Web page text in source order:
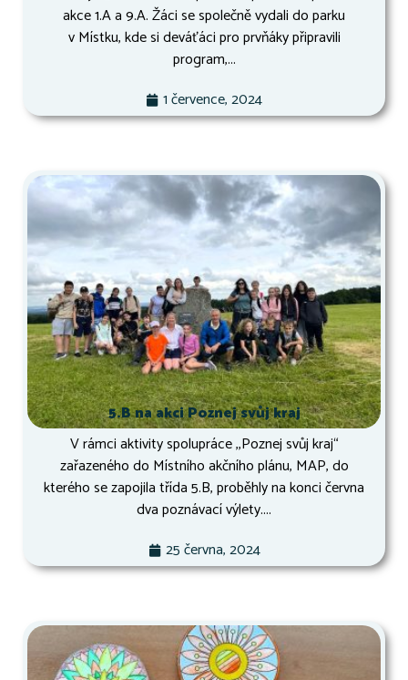
akce 1.A a 9.A. Žáci se společně vydali do parku
v Místku, kde si deváťáci pro prvňáky připravili
program,...
1 července, 2024
5.B na akci Poznej svůj kraj
V rámci aktivity spolupráce ,,Poznej svůj kraj“
zařazeného do Místního akčního plánu, MAP, do
kterého se zapojila třída 5.B, proběhly na konci června
dva poznávací výlety....
25 června, 2024